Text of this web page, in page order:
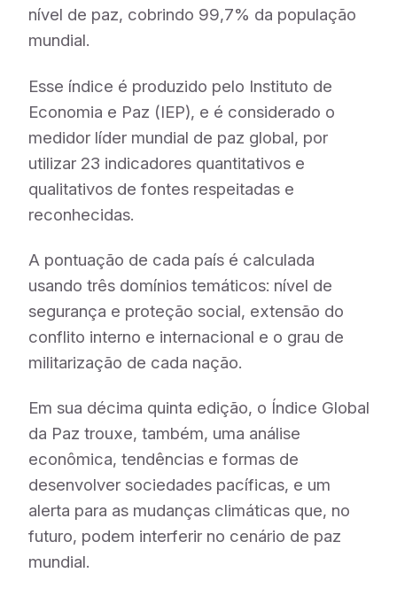
nível de paz, cobrindo 99,7% da população
mundial.
Esse índice é produzido pelo Instituto de
Economia e Paz (IEP), e é considerado o
medidor líder mundial de paz global, por
utilizar 23 indicadores quantitativos e
qualitativos de fontes respeitadas e
reconhecidas.
A pontuação de cada país é calculada
usando três domínios temáticos: nível de
segurança e proteção social, extensão do
conflito interno e internacional e o grau de
militarização de cada nação.
Em sua décima quinta edição, o Índice Global
da Paz trouxe, também, uma análise
econômica, tendências e formas de
desenvolver sociedades pacíficas, e um
alerta para as mudanças climáticas que, no
futuro, podem interferir no cenário de paz
mundial.